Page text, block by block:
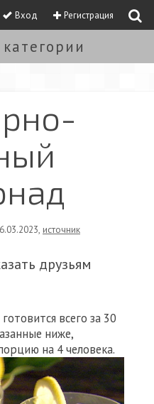
Вход Регистрация
категории
, источник
друзьям
всего за 30
ниже,
на 4 человека.